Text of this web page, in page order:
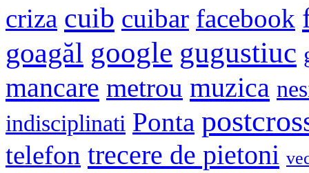
criza cuib cuibar facebook
goagăl google gugustiuc
mancare metrou muzica
indisciplinati Ponta
telefon trecere de pietoni